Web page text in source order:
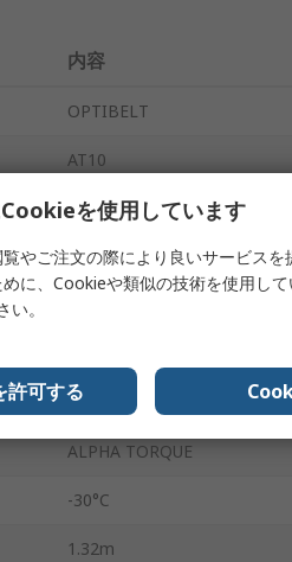
内容
OPTIBELT
AT10
タイミングベルト
10mm
スチール
ALPHA TORQUE
-30°C
1.32m
を使用しています
やご注文の際により良いサービス
に、Cookieや類似の技術を使用して
。
可する